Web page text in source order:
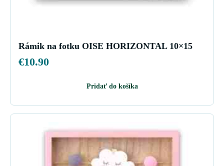
Rámik na fotku OISE HORIZONTAL 10×15
€10.90
Pridať do košíka